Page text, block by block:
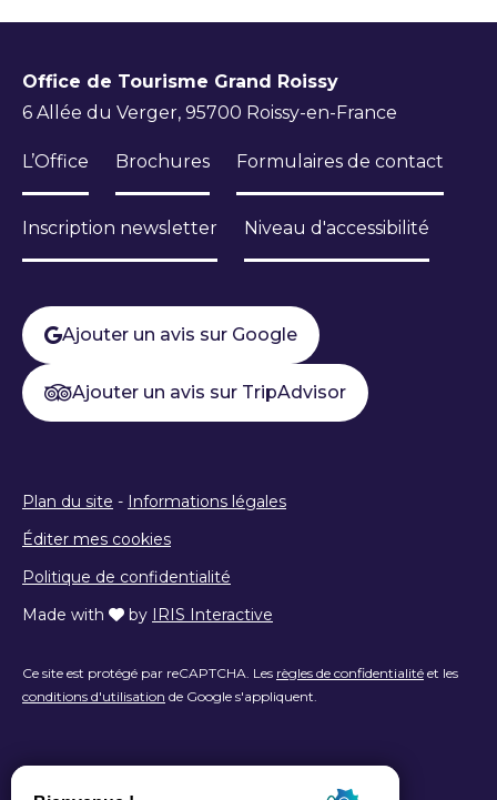
Office de Tourisme Grand Roissy
6 Allée du Verger, 95700 Roissy-en-France
L’Office Brochures Formulaires de contact
Inscription newsletter Niveau d'accessibilité
Ajouter un avis sur Google
Ajouter un avis sur TripAdvisor
Plan du site - Informations légales
Éditer mes cookies
Politique de confidentialité
Made with
by IRIS Interactive
Ce site est protégé par reCAPTCHA. Les règles de confidentialité et les
conditions d'utilisation de Google s'appliquent.